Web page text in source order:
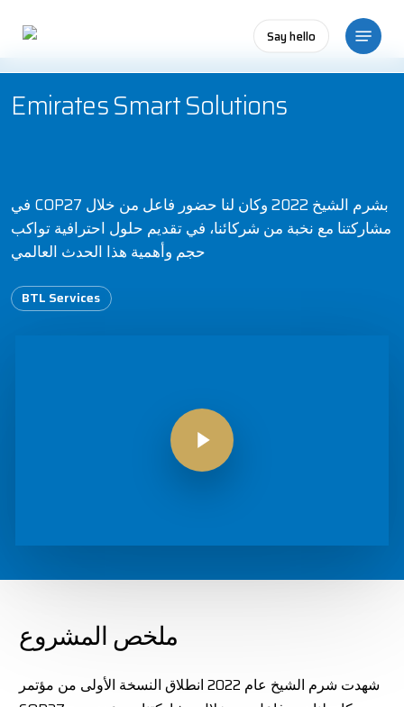
main
content
Say hello Menu
Emirates Smart Solutions
في COP27 بشرم الشيخ 2022 وكان لنا حضور فاعل من خلال
مشاركتنا مع نخبة من شركائنا، في تقديم حلول احترافية تواكب
حجم وأهمية هذا الحدث العالمي
BTL Services
Play Video
ملخص المشروع
شهدت شرم الشيخ عام 2022 انطلاق النسخة الأولى من مؤتمر